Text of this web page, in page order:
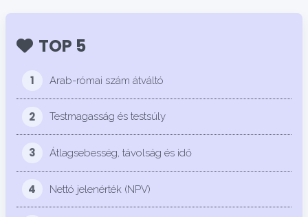
TOP 5
1 Arab-római szám átváltó
2 Testmagasság és testsúly
3 Átlagsebesség, távolság és idő
4 Nettó jelenérték (NPV)